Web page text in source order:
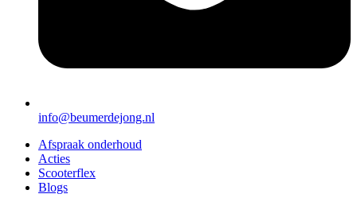
info@beumerdejong.nl
Afspraak onderhoud
Acties
Scooterflex
Blogs